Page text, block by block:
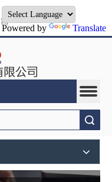
Powered by Translate
简